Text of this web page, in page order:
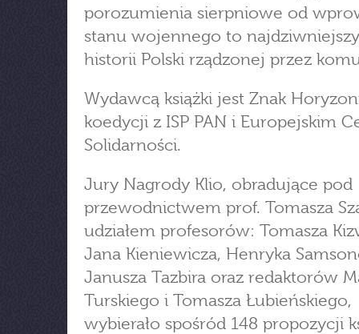
porozumienia sierpniowe od
stanu wojennego to
historii Polski rządzonej przez
Wydawcą książki jest Znak
koedycji z ISP PAN i Europejskim
Solidarności.
Jury Nagrody Klio, obradujące pod
przewodnictwem prof. Tomasza
udziałem profesorów: Tomasza
Jana Kieniewicza, Henryka
Janusza Tazbira oraz redaktorów
Turskiego i Tomasza Łubieńskiego,
wybierało spośród 148 propozycji